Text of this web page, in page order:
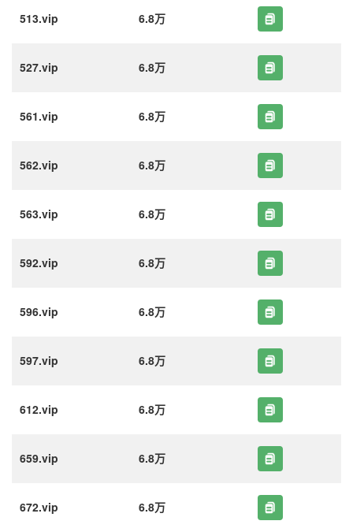
513.vip 6.8万
527.vip 6.8万
561.vip 6.8万
562.vip 6.8万
563.vip 6.8万
592.vip 6.8万
596.vip 6.8万
597.vip 6.8万
612.vip 6.8万
659.vip 6.8万
672.vip 6.8万